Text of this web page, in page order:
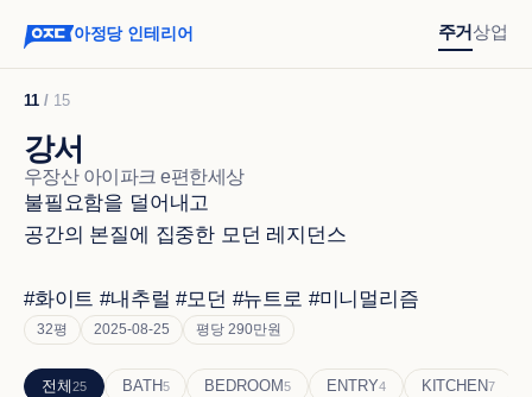
아정당 인테리어 주거상업
11 / 15
강서
우장산 아이파크 e편한세상
불필요함을 덜어내고
공간의 본질에 집중한 모던 레지던스
#화이트 #내추럴 #모던 #뉴트로 #미니멀리즘
32평 2025-08-25 평당 290만원
전체 25 BATH5 BEDROOM5 ENTRY4 KITCHEN7